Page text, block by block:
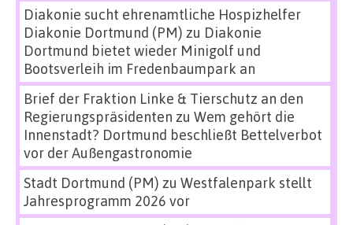
Diakonie sucht ehrenamtliche Hospizhelfer
Diakonie Dortmund (PM) zu Diakonie
Dortmund bietet wieder Minigolf und
Bootsverleih im Fredenbaumpark an
Brief der Fraktion Linke & Tierschutz an den
Regierungspräsidenten zu Wem gehört die
Innenstadt? Dortmund beschließt Bettelverbot
vor der Außengastronomie
Stadt Dortmund (PM) zu Westfalenpark stellt
Jahresprogramm 2026 vor